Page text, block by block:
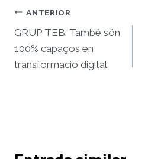
Navegació
d'entrades
ANTERIOR
GRUP TEB. També són
100% capaços en
transformació digital